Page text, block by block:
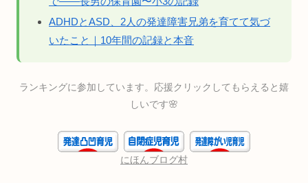
ADHDとASD、2人の発達障害兄弟を育てて気づ
いたこと｜10年間の記録と本音
ランキングに参加しています。応援クリックしてもらえると嬉
しいです🌸
にほんブログ村